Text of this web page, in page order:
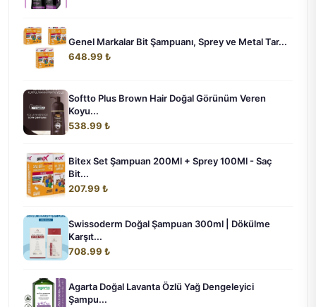
Genel Markalar Bit Şampuanı, Sprey ve Metal Tar...
648.99 ₺
Softto Plus Brown Hair Doğal Görünüm Veren
Koyu...
538.99 ₺
Bitex Set Şampuan 200Ml + Sprey 100Ml - Saç
Bit...
207.99 ₺
Swissoderm Doğal Şampuan 300ml | Dökülme
Karşıt...
708.99 ₺
Agarta Doğal Lavanta Özlü Yağ Dengeleyici
Şampu...